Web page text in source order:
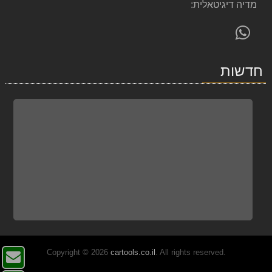
מדיה דיגיטאלית:
WhatsAppחדשות
Copyright © 2026cartools.co.il . All rights reserved.